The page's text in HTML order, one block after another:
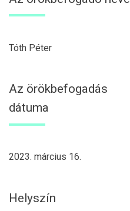
Tóth Péter
Az örökbefogadás
dátuma
2023. március 16.
Helyszín